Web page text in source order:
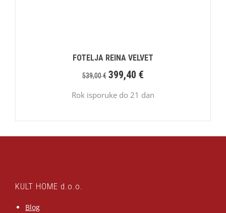
FOTELJA REINA VELVET
539,00€ 399,40 €
Rok isporuke do 21 dan
KULT HOME d.o.o.
Blog